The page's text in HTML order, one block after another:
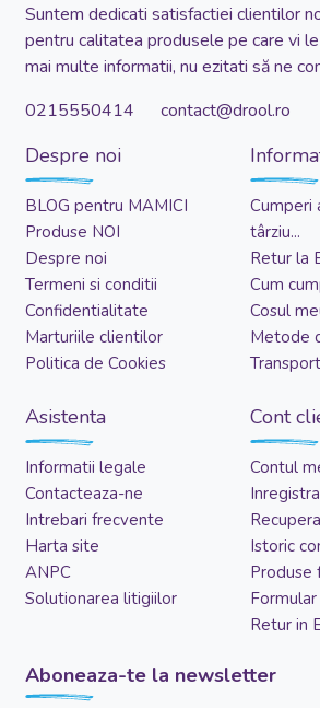
Suntem dedicati satisfactiei clientilor
pentru calitatea produsele pe care vi
mai multe informatii, nu ezitati să ne
0215550414 contact@drool.ro
Despre noi
BLOG pentru MAMICI
Produse NOI
Despre noi
Termeni si conditii
Confidentialitate
Marturiile clientilor
Politica de Cookies
Cumperi
târziu...
Retur la
Cum
Cosul
Metode
Asistenta
Informatii legale
Contacteaza-ne
Intrebari frecvente
Harta site
ANPC
Solutionarea litigiilor
Cont
Contul
Istoric
Produse
Retur in
Aboneaza-te la newsletter